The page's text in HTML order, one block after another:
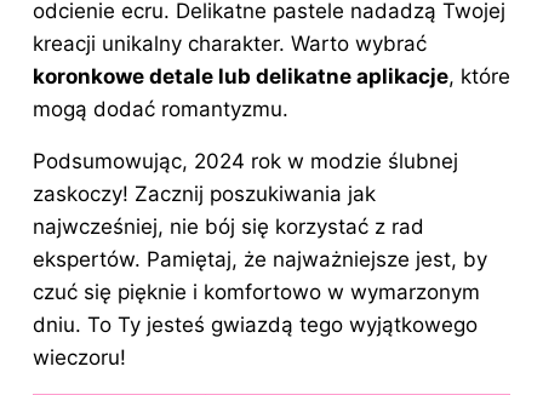
odcienie ecru. Delikatne pastele nadadzą Twojej
kreacji unikalny charakter. Warto wybrać
koronkowe detale lub delikatne aplikacje, które
mogą dodać romantyzmu.
Podsumowując, 2024 rok w modzie ślubnej
zaskoczy! Zacznij poszukiwania jak
najwcześniej, nie bój się korzystać z rad
ekspertów. Pamiętaj, że najważniejsze jest, by
czuć się pięknie i komfortowo w wymarzonym
dniu. To Ty jesteś gwiazdą tego wyjątkowego
wieczoru!